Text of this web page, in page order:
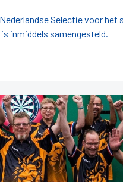
Selectie voor het
inmiddels samengesteld.